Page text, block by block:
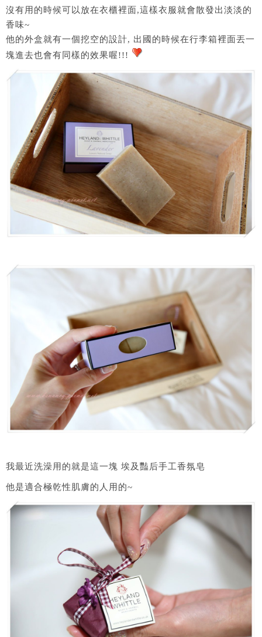
沒有用的時候可以放在衣櫃裡面,這樣衣服就會散發出淡淡的
香味~
他的外盒就有一個挖空的設計, 出國的時候在行李箱裡面丟一
塊進去也會有同樣的效果喔!!!
我最近洗澡用的就是這一塊 埃及豔后手工香氛皂
他是適合極乾性肌膚的人用的~